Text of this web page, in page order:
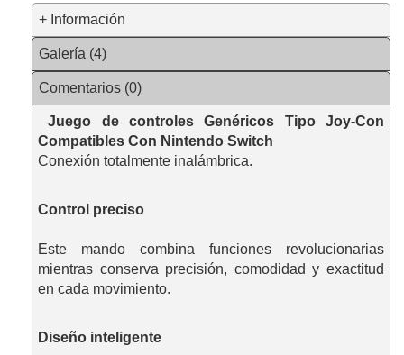
+ Información
Galería (4)
Comentarios (0)
Juego de controles Genéricos Tipo Joy-Con
Compatibles Con Nintendo Switch
Conexión totalmente inalámbrica.
Control preciso
Este mando combina funciones revolucionarias
mientras conserva precisión, comodidad y exactitud
en cada movimiento.
Diseño inteligente